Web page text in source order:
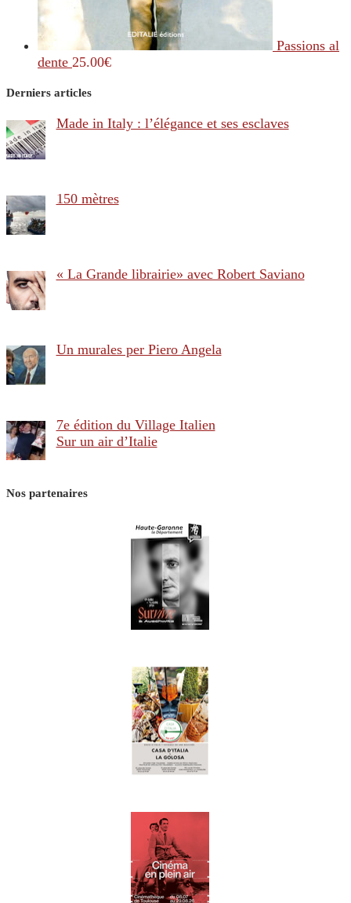
Passions al
dente 25.00€
Derniers articles
Made in Italy : l’élégance et ses esclaves
150 mètres
« La Grande librairie» avec Robert Saviano
Un murales per Piero Angela
7e édition du Village Italien
Sur un air d’Italie
Nos partenaires